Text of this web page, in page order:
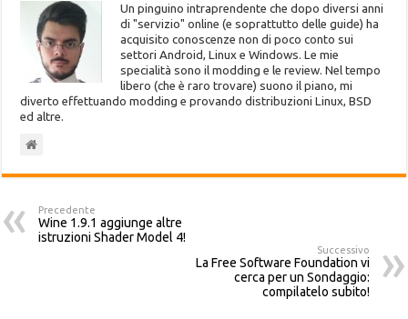
Un pinguino intraprendente che dopo diversi anni
di "servizio" online (e soprattutto delle guide) ha
acquisito conoscenze non di poco conto sui
settori Android, Linux e Windows. Le mie
specialità sono il modding e le review. Nel tempo
libero (che è raro trovare) suono il piano, mi
diverto effettuando modding e provando distribuzioni Linux, BSD
ed altre.
Precedente
Wine 1.9.1 aggiunge altre
istruzioni Shader Model 4!
Successivo
La Free Software Foundation vi
cerca per un Sondaggio:
compilatelo subito!